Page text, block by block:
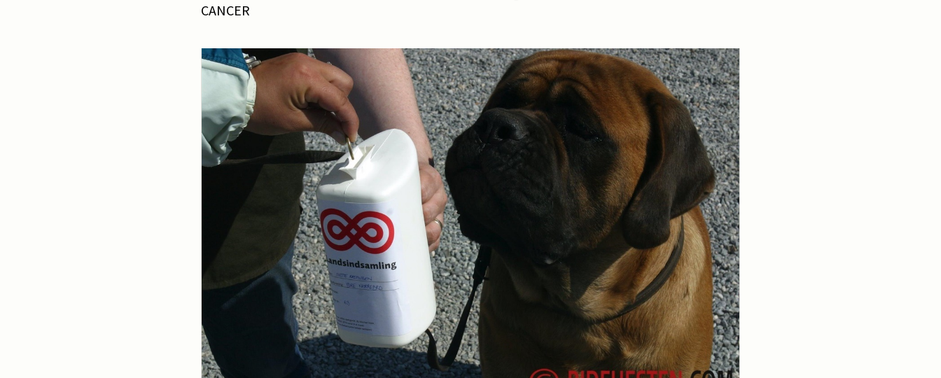
CANCER